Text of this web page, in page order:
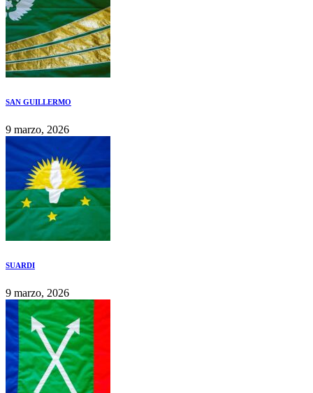
SAN GUILLERMO
9 marzo, 2026
SUARDI
9 marzo, 2026